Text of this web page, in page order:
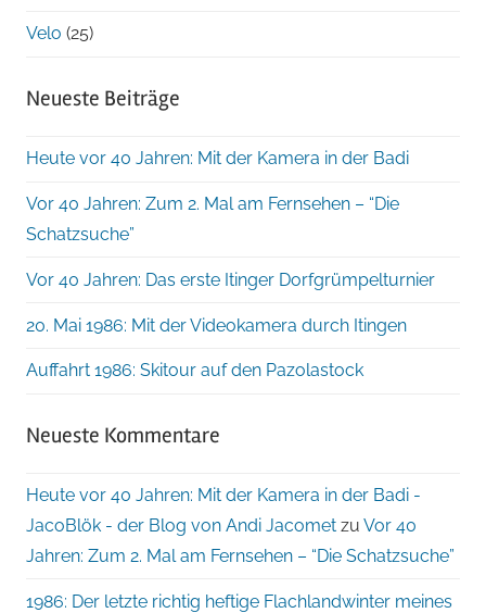
Velo (25)
Neueste Beiträge
Heute vor 40 Jahren: Mit der Kamera in der Badi
Vor 40 Jahren: Zum 2. Mal am Fernsehen – “Die
Schatzsuche”
Vor 40 Jahren: Das erste Itinger Dorfgrümpelturnier
20. Mai 1986: Mit der Videokamera durch Itingen
Auffahrt 1986: Skitour auf den Pazolastock
Neueste Kommentare
Heute vor 40 Jahren: Mit der Kamera in der Badi -
JacoBlök - der Blog von Andi Jacomet zu Vor 40
Jahren: Zum 2. Mal am Fernsehen – “Die Schatzsuche”
1986: Der letzte richtig heftige Flachlandwinter meines